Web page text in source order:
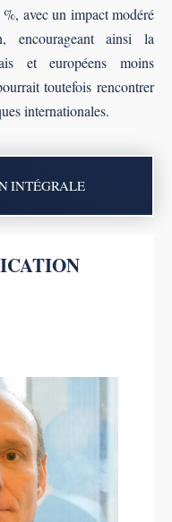
avec un impact modéré
encourageant ainsi la
et européens moins
toutefois rencontrer
internationales.
INTÉGRALE